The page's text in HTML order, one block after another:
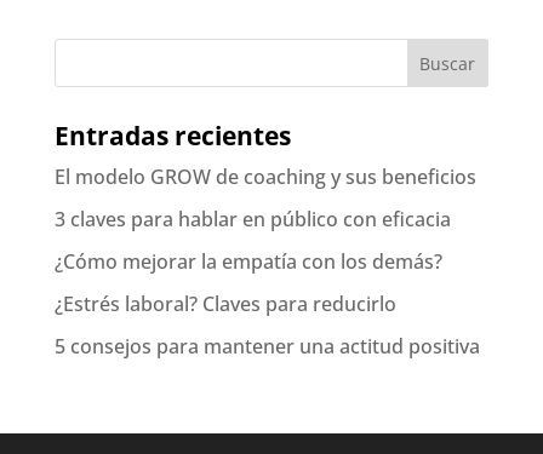
Entradas recientes
El modelo GROW de coaching y sus beneficios
3 claves para hablar en público con eficacia
¿Cómo mejorar la empatía con los demás?
¿Estrés laboral? Claves para reducirlo
5 consejos para mantener una actitud positiva